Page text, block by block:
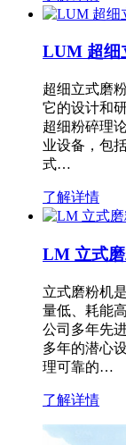
LUM 超细
超细立式磨
它的设计和
超细粉碎理
业设备，包
式…
了解详情
LM 立式
立式磨粉机
量低、耗能
公司多年先
多年的潜心
理可靠的…
了解详情